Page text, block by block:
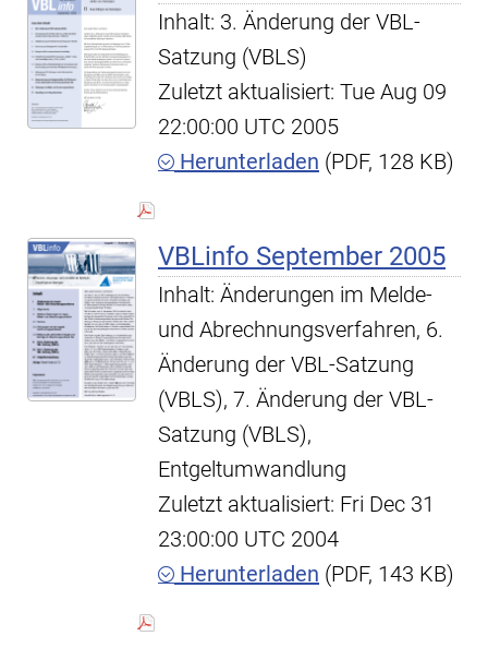
Inhalt: 3. Änderung der VBL-
Satzung (VBLS)
Zuletzt aktualisiert: Tue Aug 09
22:00:00 UTC 2005
Herunterladen (PDF, 128 KB)
VBLinfo September 2005
Inhalt: Änderungen im Melde-
und Abrechnungsverfahren, 6.
Änderung der VBL-Satzung
(VBLS), 7. Änderung der VBL-
Satzung (VBLS),
Entgeltumwandlung
Zuletzt aktualisiert: Fri Dec 31
23:00:00 UTC 2004
Herunterladen (PDF, 143 KB)